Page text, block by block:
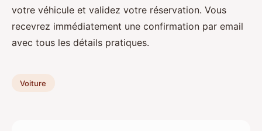
votre véhicule et validez votre réservation. Vous
recevrez immédiatement une confirmation par email
avec tous les détails pratiques.
Voiture